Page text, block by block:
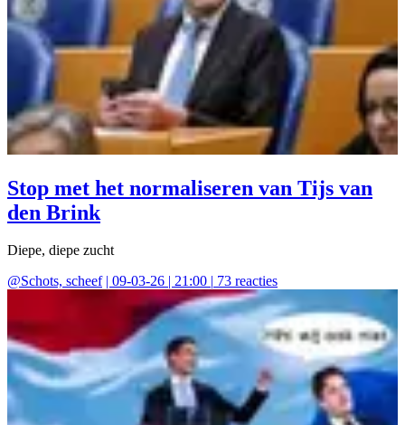
Stop met het normaliseren van Tijs van
den Brink
Diepe, diepe zucht
@Schots, scheef | 09-03-26 | 21:00 | 73 reacties